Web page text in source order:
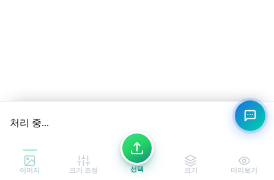
처리 중...
이미지 크기 조정 선택 크기 미리보기